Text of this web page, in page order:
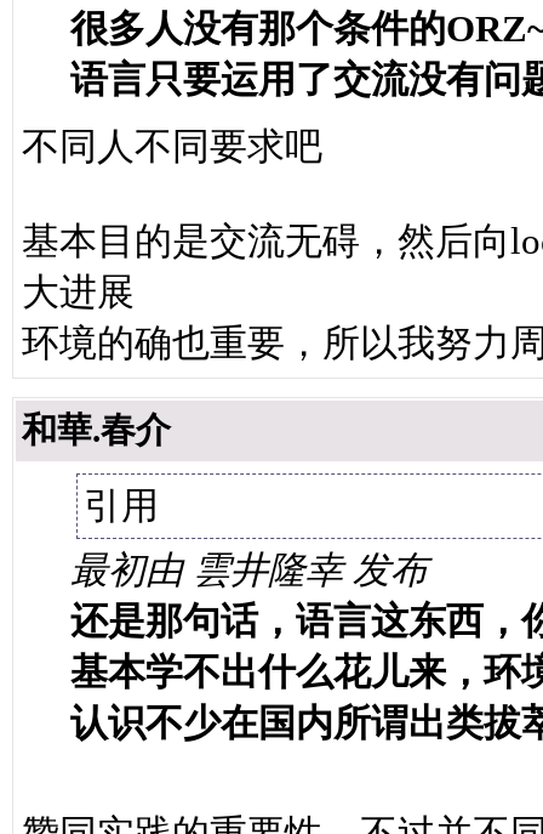
很多人没有那个条件的
语言只要运用了交流没有问
不同人不同要求吧
基本目的是交流无碍，然后向
大进展
环境的确也重要，所以我努力
和華.春介
引用
最初由 雲井隆幸 发布
还是那句话，语言这东西，
基本学不出什么花儿来，环
认识不少在国内所谓出类拔